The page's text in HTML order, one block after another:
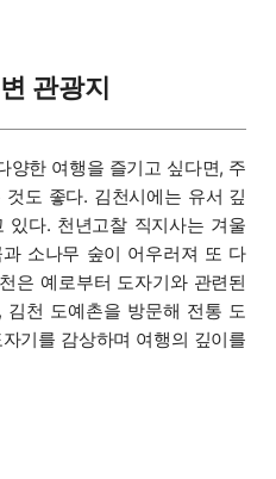
관광지
양한 여행을 즐기고 싶다면, 주
도 좋다. 김천시에는 유서 깊
있다. 천년고찰 직지사는 겨울
소나무 숲이 어우러져 또 다
은 예로부터 도자기와 관련된
김천 도예촌을 방문해 전통 도
기를 감상하며 여행의 깊이를